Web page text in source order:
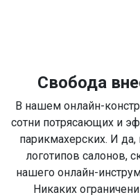
Свобода
В нашем онлайн-
сотни потрясающих и
парикмахерских. И
логотипов салонов,
нашего онлайн-
Никаких